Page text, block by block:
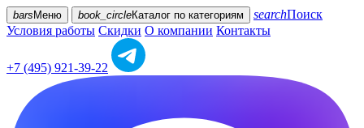
bars Меню book_circleКаталог по категориям searchПоиск
Условия работы Скидки О компании Контакты
+7 (495) 921-39-22